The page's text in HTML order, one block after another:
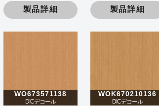
製品詳細 製品詳細
WO673571138
DICデコール
WOK670210136
DICデコール